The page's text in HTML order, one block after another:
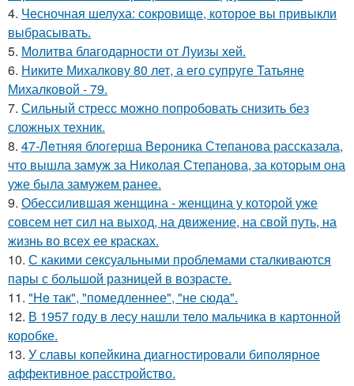
4. Чесночная шелуха: сокровище, которое вы привыкли
выбрасывать.
5. Молитва благодарности от Луизы хей.
6. Никите Михалкову 80 лет, а его супруге Татьяне
Михалковой - 79.
7. Сильный стресс можно попробовать снизить без
сложных техник.
8. 47-Лeтняя блoгерша Вероника Степанова рассказала,
что вышла замуж за Николая Степанова, за которым она
уже была замужем ранее.
9. Обессилившая женщина - женщина у которой уже
совсем нет сил на выход, на движение, на свой путь, на
жизнь во всех ее красках.
10. С какими сексуальными проблемами сталкиваются
пары с большой разницей в возрасте.
11. "He так", "помедленнее", "не сюда".
12. В 1957 году в лесу нашли тело мальчика в картонной
коробке.
13. У славы копейкина диагностировали биполярное
аффективное расстройство.